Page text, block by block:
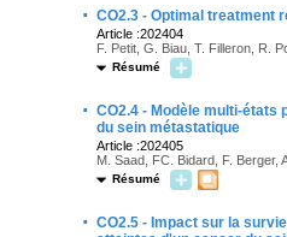
· CO2.3 - Optimal treatment
Article :202404
F. Petit, G. Biau, T. Filleron, R.
Résumé
· CO2.4 - Modèle multi-
du sein métastatique
Article :202405
M. Saad, FC. Bidard, F. Berger,
Résumé
· CO2.5 - Impact sur la